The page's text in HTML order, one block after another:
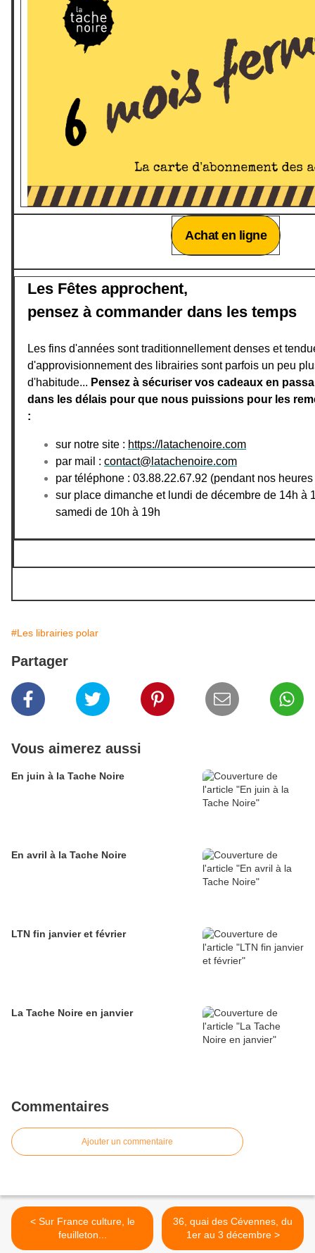
Achat en ligne
Les Fêtes approchent,
pensez à commander dans les temps
Les fins d'années sont traditionnellement denses et
d'approvisionnement des librairies sont parfois un peu
d'habitude... Pensez à sécuriser vos cadeaux en
dans les délais pour que nous puissions pour les
:
sur notre site : https://latachenoire.com
par mail : contact@latachenoire.com
par téléphone : 03.88.22.67.92 (pendant nos
sur place dimanche et lundi de décembre de 14h à
samedi de 10h à 19h
#Les librairies polar
Partager
Vous aimerez aussi
En juin à la Tache Noire
En avril à la Tache Noire
LTN fin janvier et février
La Tache Noire en janvier
Commentaires
Ajouter un commentaire
< Sur France culture, le
feuilleton...
36, quai des Cévennes, du
1er au 3 décembre >